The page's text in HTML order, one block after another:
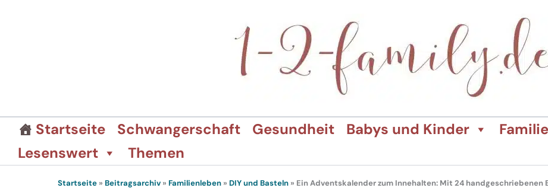
Startseite Schwangerschaft Gesundheit Babys und Kinder Familie
Lesenswert
Themen
Startseite » Beitragsarchiv » Familienleben » DIY und Basteln » Ein Adventskalender zum Innehalten: Mit 24